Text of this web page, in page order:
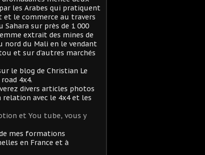
les Arabes qui pratiquent
et le commerce au travers
Sahara sur près de 1 000
extrait des mines de
nord du Mali en le vendant
et sur d’autres marchés
le blog de Christian Le
4x4.
divers articles photos
relation avec le 4x4 et les
et You tube, vous y
mes formations
en France et à